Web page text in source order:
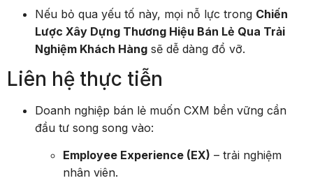
Nếu bỏ qua yếu tố này, mọi nỗ lực trong Chiến
Lược Xây Dựng Thương Hiệu Bán Lẻ Qua Trải
Nghiệm Khách Hàng sẽ dễ dàng đổ vỡ.
Liên hệ thực tiễn
Doanh nghiệp bán lẻ muốn CXM bền vững cần
đầu tư song song vào:
Employee Experience (EX) – trải nghiệm
nhân viên.